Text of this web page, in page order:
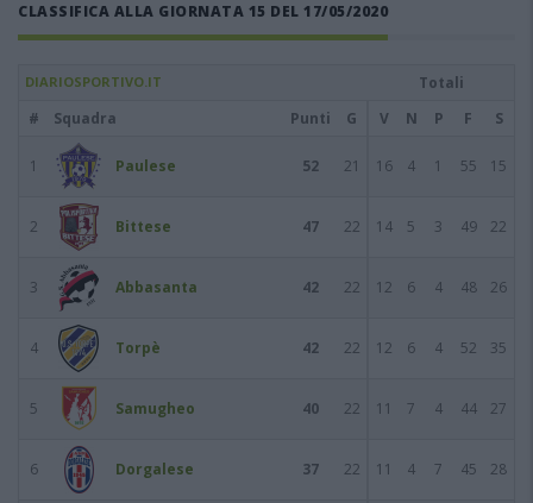
CLASSIFICA ALLA GIORNATA 15 DEL 17/05/2020
DIARIOSPORTIVO.IT
Totali
#
Squadra Punti G V N P F S
1 Paulese 52 21 16 4 1 55 15
2 Bittese 47 22 14 5 3 49 22
3 Abbasanta 42 22 12 6 4 48 26
4 Torpè 42 22 12 6 4 52 35
5 Samugheo 40 22 11 7 4 44 27
6 Dorgalese 37 22 11 4 7 45 28